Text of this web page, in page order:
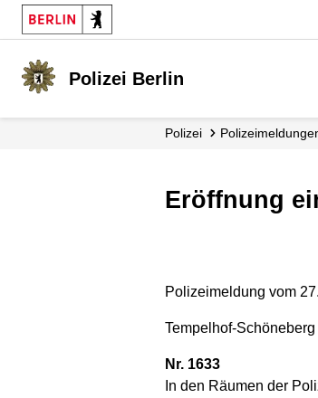
Polizei Berlin
Polizei
Eröffnung
Polizeimeldung vom
Tempelhof-Schöneberg
Nr. 1633
In den Räumen der